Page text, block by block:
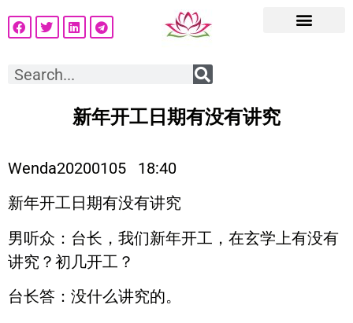
新年开工日期有没有讲究
Wenda20200105 18:40
新年开工日期有没有讲究
男听众 ：台长，我们新年开工，在玄学上有没有
讲究？初几开工？
台长答 ：没什么讲究的。